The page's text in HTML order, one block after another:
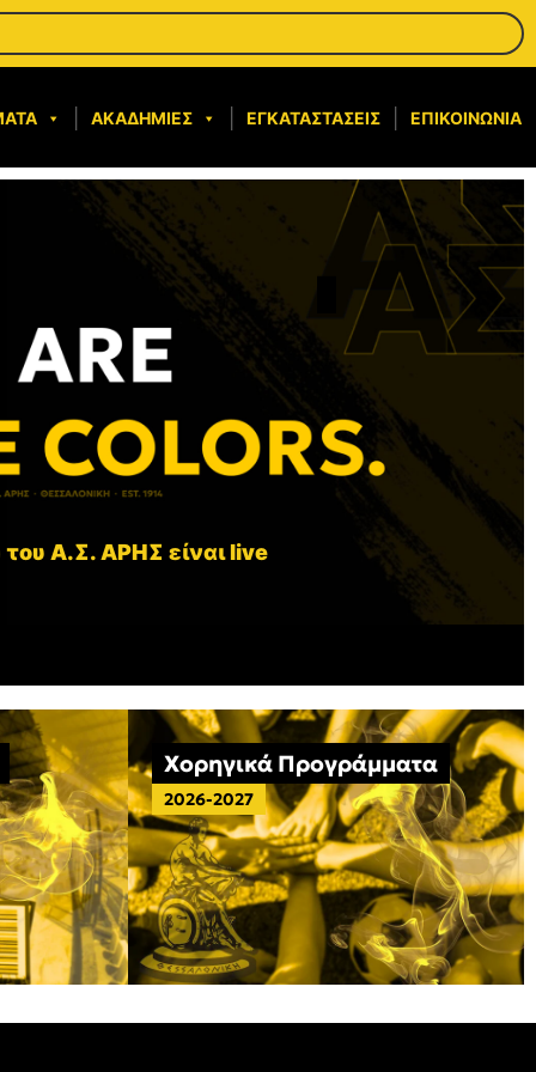
ΑΚΑΔΗΜΊΕΣ ΕΓΚΑΤΑΣΤΆΣΕΙΣ ΕΠΙΚΟΙΝΩΝΊΑ
του Α.Σ. ΑΡΗΣ είναι live
Χορηγικά Προγράμματα
2026-2027